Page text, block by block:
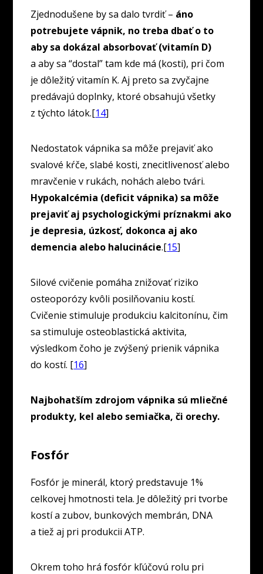
Zjednodušene by sa dalo tvrdiť – áno
potrebujete vápnik, no treba dbať o to
aby sa dokázal absorbovať (vitamín D)
a aby sa “dostal” tam kde má (kosti), pri čom
je dôležitý vitamín K. Aj preto sa zvyčajne
predávajú doplnky, ktoré obsahujú všetky
z týchto látok.[14]
Nedostatok vápnika sa môže prejaviť ako
svalové kŕče, slabé kosti, znecitlivenosť alebo
mravčenie v rukách, nohách alebo tvári.
Hypokalcémia (deficit vápnika) sa môže
prejaviť aj psychologickými príznakmi ako
je depresia, úzkosť, dokonca aj ako
demencia alebo halucinácie.[15]
Silové cvičenie pomáha znižovať riziko
osteoporózy kvôli posilňovaniu kostí.
Cvičenie stimuluje produkciu kalcitonínu, čim
sa stimuluje osteoblastická aktivita,
výsledkom čoho je zvýšený prienik vápnika
do kostí. [16]
Najbohatším zdrojom vápnika sú mliečné
produkty, kel alebo semiačka, či orechy.
Fosfór
Fosfór je minerál, ktorý predstavuje 1%
celkovej hmotnosti tela. Je dôležitý pri tvorbe
kostí a zubov, bunkových membrán, DNA
a tiež aj pri produkcii ATP.
Okrem toho hrá fosfór kľúčovú rolu pri